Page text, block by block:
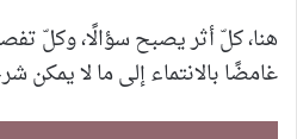
هنا، كلّ أثر يصبح سؤالًا، وكلّ
غامضًا بالانتماء إلى ما لا يمكن